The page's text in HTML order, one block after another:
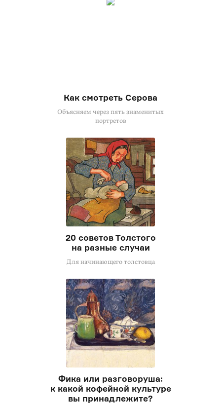
Как смотреть Серова
Объясняем через пять знаменитых
портретов
20 советов Толстого
на разные случаи
Для начинающего толстовца
Фика или разговоруша:
к какой кофейной культуре
вы принадлежите?